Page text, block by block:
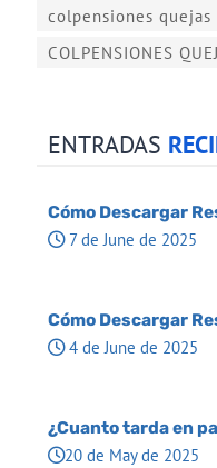
colpensiones quejas
COLPENSIONES
ENTRADAS
Cómo Descargar
7 de June de 2025
Cómo Descargar
4 de June de 2025
¿Cuanto tarda en
20 de May de 2025